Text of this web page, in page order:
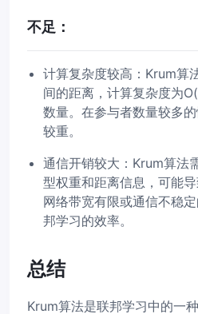
不足：
计算复杂度较高：Krum算
间的距离，计算复杂度为
数量。在参与者数量较多
较重。
通信开销较大：Krum算法
型权重和距离信息，可能
网络带宽有限或通信不稳
邦学习的效率。
总结
Krum算法是联邦学习中的一